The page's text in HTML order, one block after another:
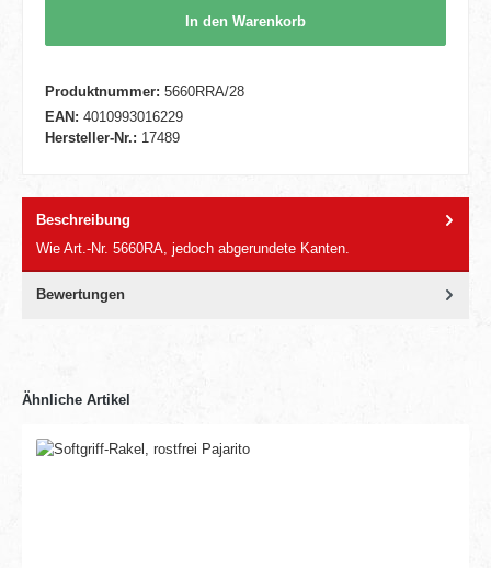
In den Warenkorb
Produktnummer: 5660RRA/28
EAN: 4010993016229
Hersteller-Nr.: 17489
Beschreibung
Wie Art.-Nr. 5660RA, jedoch abgerundete Kanten.
Bewertungen
Ähnliche Artikel